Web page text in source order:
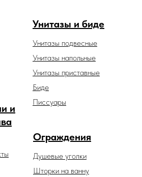
Унитазы и биде
Унитазы подвесные
Унитазы напольные
Унитазы приставные
Ограждения
Душевые уголки
Шторки на ванну
Биде
и
Писсуары